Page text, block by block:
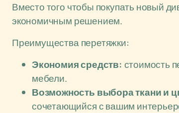
Вместо того чтобы покупать новый
экономичным решением.
Преимущества перетяжки:
Экономия средств: стоимость
мебели.
Возможность выбора ткани и
сочетающийся с вашим